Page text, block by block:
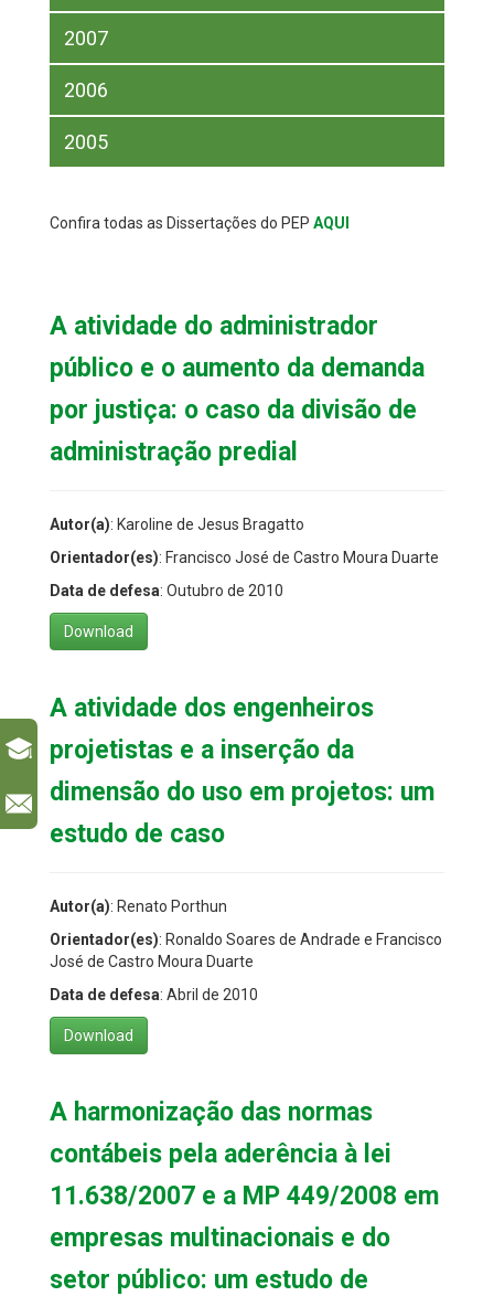
2007
2006
2005
Confira todas as Dissertações do PEP AQUI
A atividade do administrador
público e o aumento da demanda
por justiça: o caso da divisão de
administração predial
Autor(a): Karoline de Jesus Bragatto
Orientador(es): Francisco José de Castro Moura Duarte
Data de defesa: Outubro de 2010
Download
A atividade dos engenheiros
projetistas e a inserção da
dimensão do uso em projetos: um
estudo de caso
Autor(a): Renato Porthun
Orientador(es): Ronaldo Soares de Andrade e Francisco
José de Castro Moura Duarte
Data de defesa: Abril de 2010
Download
A harmonização das normas
contábeis pela aderência à lei
11.638/2007 e a MP 449/2008 em
empresas multinacionais e do
setor público: um estudo de